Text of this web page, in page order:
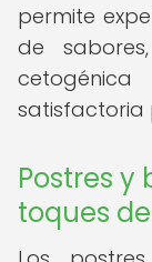
permite
de
satisfactoria
Postres
toques